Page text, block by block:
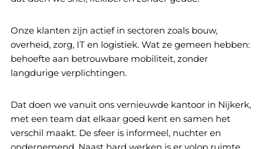
Onze klanten zijn actief in sectoren zoals bouw,
overheid, zorg, IT en logistiek. Wat ze gemeen hebben:
behoefte aan betrouwbare mobiliteit, zonder
langdurige verplichtingen.
Dat doen we vanuit ons vernieuwde kantoor in Nijkerk,
met een team dat elkaar goed kent en samen het
verschil maakt. De sfeer is informeel, nuchter en